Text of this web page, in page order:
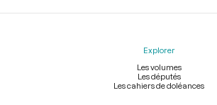
Explorer
Les volumes
Les députés
Les cahiers de doléances